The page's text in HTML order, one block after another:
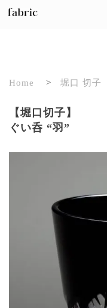
Home > 堀口 切子
【堀口切子】
ぐい呑 “羽”